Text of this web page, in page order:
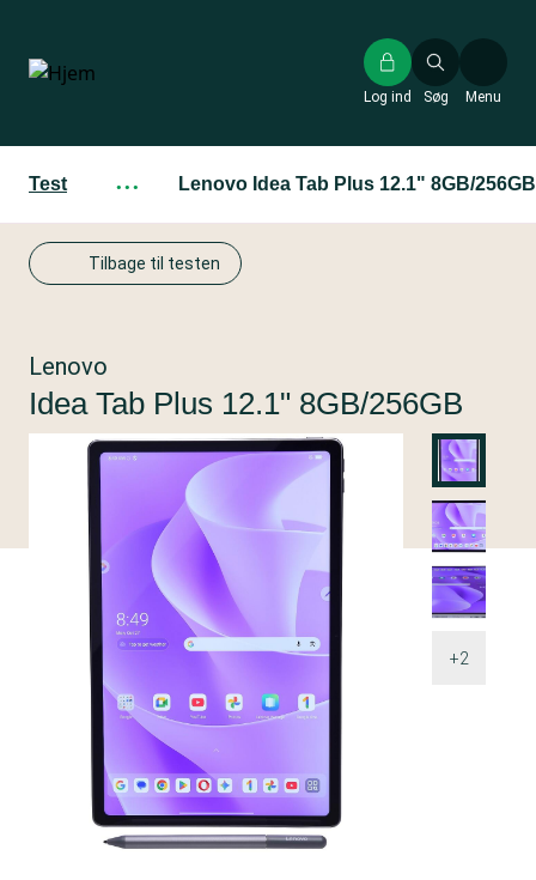
hovedindhold
Søg
Log ind Menu
Test ··· Lenovo Idea Tab Plus 12.1" 8GB/256GB
Tilbage til testen
+2
Lenovo
Idea Tab Plus 12.1" 8GB/256GB